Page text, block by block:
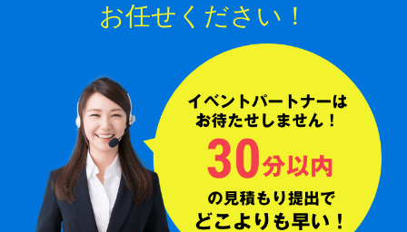
お任せください！